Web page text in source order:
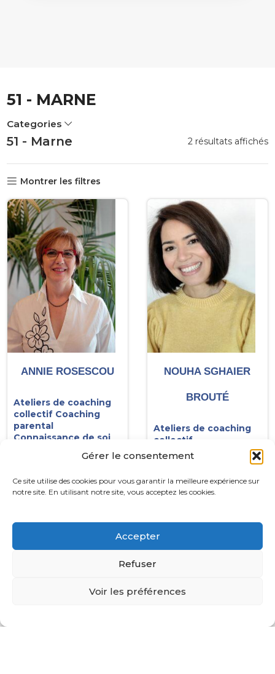
Gérer le consentement
Ce site utilise des cookies pour vous garantir la meilleure expérience sur
notre site. En utilisant notre site, vous acceptez les cookies.
Accepter
Refuser
Voir les préférences
51 - MARNE
Categories
51 - Marne 2 résultats affichés
Montrer les filtres
ANNIE ROSESCOU
Ateliers de coaching
collectif Coaching
parental
Connaissance de soi
Emotions et gestion
Méthodologie
Motivation
NOUHA SGHAIER
BROUTÉ
Ateliers de coaching
collectif
Connaissance de soi
Orientation et ré-
orientation
entretiens accès au
marché du travail
et concours